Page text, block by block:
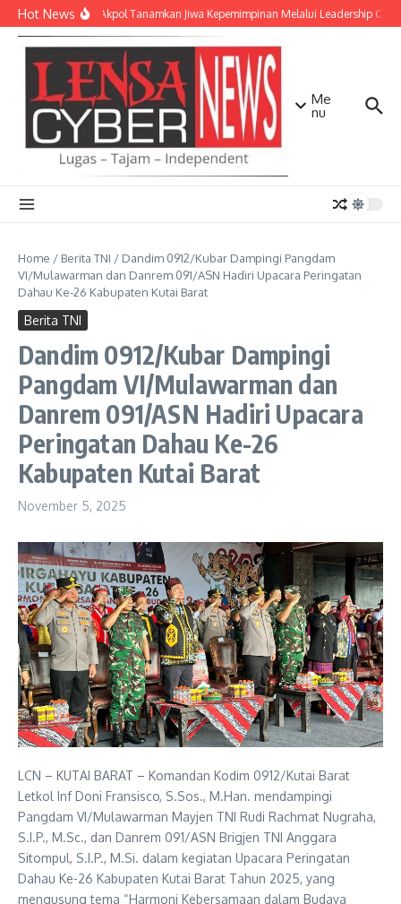
Lewati ke konten
Hot NewsTaruna Akpol Tanamkan Jiwa Kepemimpinan Melalui Leadership
Me
nu
Home / Berita TNI / Dandim 0912/Kubar Dampingi Pangdam
VI/Mulawarman dan Danrem 091/ASN Hadiri Upacara Peringatan
Dahau Ke-26 Kabupaten Kutai Barat
Berita TNI
Dandim 0912/Kubar Dampingi
Pangdam VI/Mulawarman dan
Danrem 091/ASN Hadiri Upacara
Peringatan Dahau Ke-26
Kabupaten Kutai Barat
November 5, 2025
LCN – KUTAI BARAT – Komandan Kodim 0912/Kutai Barat
Letkol Inf Doni Fransisco, S.Sos., M.Han. mendampingi
Pangdam VI/Mulawarman Mayjen TNI Rudi Rachmat Nugraha,
S.I.P., M.Sc., dan Danrem 091/ASN Brigjen TNI Anggara
Sitompul, S.I.P., M.Si. dalam kegiatan Upacara Peringatan
Dahau Ke-26 Kabupaten Kutai Barat Tahun 2025, yang
mengusung tema “Harmoni Kebersamaan dalam Budaya